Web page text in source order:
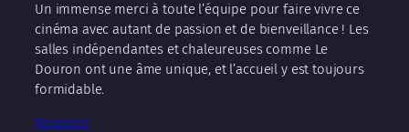
Un immense merci à toute l’équipe pour faire vivre ce
cinéma avec autant de passion et de bienveillance ! Les
salles indépendantes et chaleureuses comme Le
Douron ont une âme unique, et l’accueil y est toujours
formidable.
Répondre